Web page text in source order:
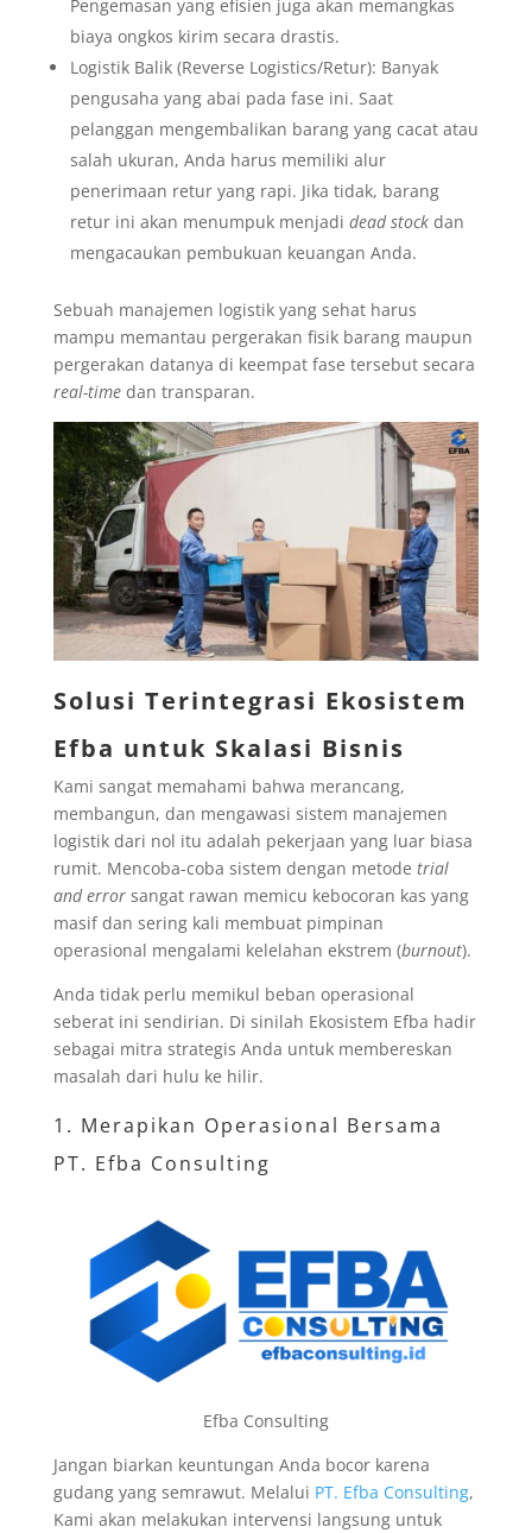
Pengemasan yang efisien juga akan memangkas
biaya ongkos kirim secara drastis.
Logistik Balik (Reverse Logistics/Retur): Banyak
pengusaha yang abai pada fase ini. Saat
pelanggan mengembalikan barang yang cacat atau
salah ukuran, Anda harus memiliki alur
penerimaan retur yang rapi. Jika tidak, barang
retur ini akan menumpuk menjadi dead stockdan
mengacaukan pembukuan keuangan Anda.
Sebuah manajemen logistik yang sehat harus
mampu memantau pergerakan fisik barang maupun
pergerakan datanya di keempat fase tersebut secara
real-timedan transparan.
Solusi Terintegrasi Ekosistem
Efba untuk Skalasi Bisnis
Kami sangat memahami bahwa merancang,
membangun, dan mengawasi sistem manajemen
logistik dari nol itu adalah pekerjaan yang luar biasa
rumit. Mencoba-coba sistem dengan metode trial
and errorsangat rawan memicu kebocoran kas yang
masif dan sering kali membuat pimpinan
operasional mengalami kelelahan ekstrem (burnout).
Anda tidak perlu memikul beban operasional
seberat ini sendirian. Di sinilah Ekosistem Efba hadir
sebagai mitra strategis Anda untuk membereskan
masalah dari hulu ke hilir.
1. Merapikan Operasional Bersama
PT. Efba Consulting
Efba Consulting
Jangan biarkan keuntungan Anda bocor karena
gudang yang semrawut. Melalui PT. Efba Consulting,
Kami akan melakukan intervensi langsung untuk